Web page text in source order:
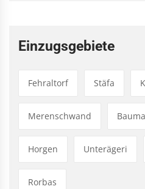
Einzugsgebiete
Fehraltorf Stäfa
Merenschwand Bauma
Horgen Unterägeri
Rorbas